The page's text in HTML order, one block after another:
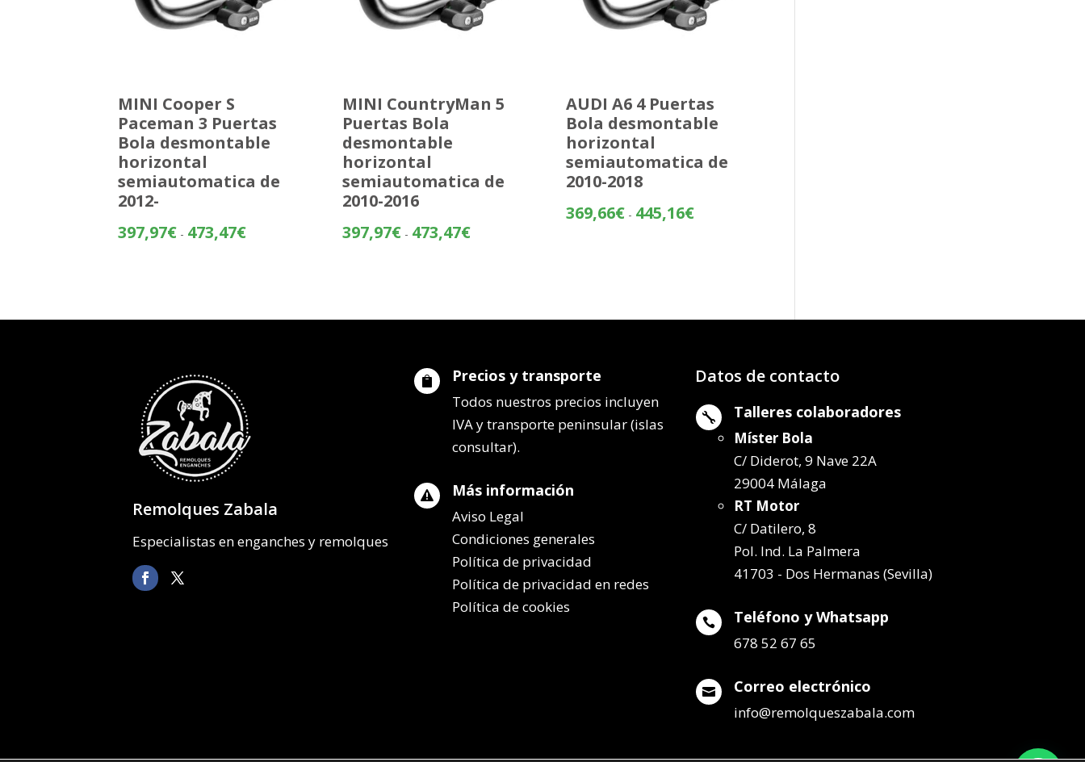
MINI Cooper S
Paceman 3 Puertas
Bola desmontable
horizontal
semiautomatica de
2012-
397,97€ - 473,47€Rango
hasta
MINI CountryMan 5
Puertas Bola
desmontable
horizontal
semiautomatica de
2010-2016
397,97€ - 473,47€Rango
hasta
AUDI A6 4 Puertas
Bola desmontable
horizontal
semiautomatica de
2010-2018
369,66€ - 445,16€Rango
445,16€
Remolques Zabala
Especialistas en enganches y remolques
 Precios y transporte
Todos nuestros precios incluyen
IVA y transporte peninsular (islas
consultar).
 Más información
Aviso Legal
Condiciones generales
Política de privacidad
Política de privacidad en redes
Política de cookies
Datos de contacto
 Talleres colaboradores
Míster Bola
C/ Diderot, 9 Nave 22A
29004 Málaga
RT Motor
C/ Datilero, 8
Pol. Ind. La Palmera
41703 - Dos Hermanas (Sevilla)
 Teléfono y Whatsapp
678 52 67 65
 Correo electrónico
info@remolqueszabala.com